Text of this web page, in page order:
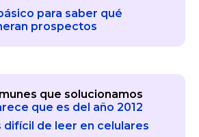
para saber qué
prospectos
que solucionamos
que es del año 2012
difícil de leer en celulares